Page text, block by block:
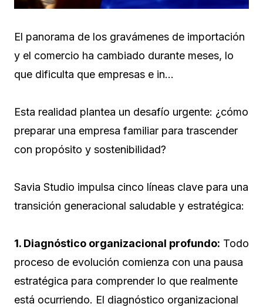
El panorama de los gravámenes de importación
y el comercio ha cambiado durante meses, lo
que dificulta que empresas e in…
Esta realidad plantea un desafío urgente: ¿cómo
preparar una empresa familiar para trascender
con propósito y sostenibilidad?
Savia Studio impulsa cinco líneas clave para una
transición generacional saludable y estratégica:
1. Diagnóstico organizacional profundo: Todo
proceso de evolución comienza con una pausa
estratégica para comprender lo que realmente
está ocurriendo. El diagnóstico organizacional